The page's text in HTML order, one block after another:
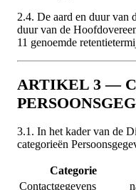
2.4. De aard en duur van
duur van de
11 genoemde
ARTIKEL 3 —
3.1. In het kader van de
categorieën
Categorie
Contactgegevens